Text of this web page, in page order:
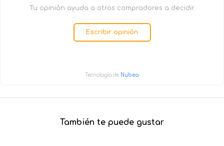
Tu opinión ayuda a otros compradores a decidir.
Escribir opinión
Tecnología de Nubea
También te puede gustar